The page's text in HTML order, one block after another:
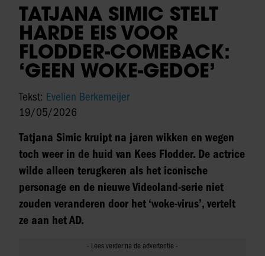
TATJANA SIMIC STELT
HARDE EIS VOOR
FLODDER-COMEBACK:
‘GEEN WOKE-GEDOE’
Tekst: Evelien Berkemeijer
19/05/2026
Tatjana Simic kruipt na jaren wikken en wegen
toch weer in de huid van Kees Flodder. De actrice
wilde alleen terugkeren als het iconische
personage en de nieuwe Videoland-serie niet
zouden veranderen door het ‘woke-virus’, vertelt
ze aan het AD.